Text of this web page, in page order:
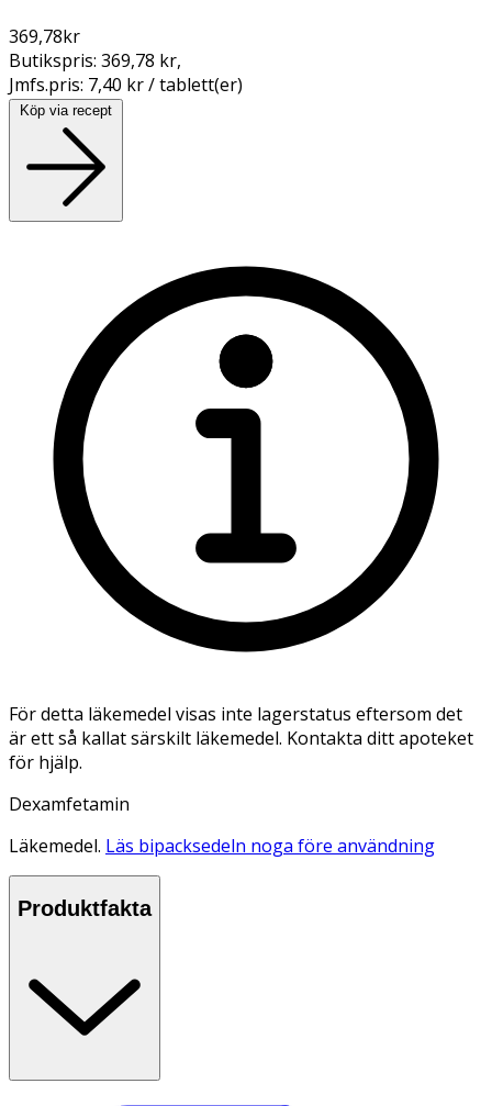
369,78kr
Butikspris: 369,78 kr,
Jmfs.pris: 7,40 kr / tablett(er)
Köp via recept
För detta läkemedel visas inte lagerstatus eftersom det
är ett så kallat särskilt läkemedel. Kontakta ditt apoteket
för hjälp.
Dexamfetamin
Läkemedel. Läs bipacksedeln noga före användning
Produktfakta